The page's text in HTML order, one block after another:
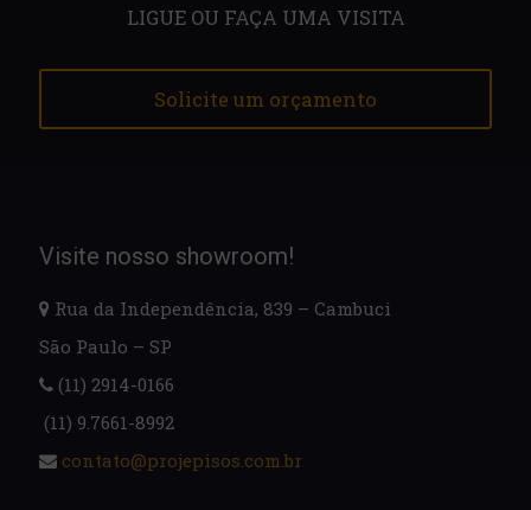
LIGUE OU FAÇA UMA VISITA
Solicite um orçamento
Visite nosso showroom!
Rua da Independência, 839 – Cambuci
São Paulo – SP
(11) 2914-0166
(11) 9.7661-8992
contato@projepisos.com.br